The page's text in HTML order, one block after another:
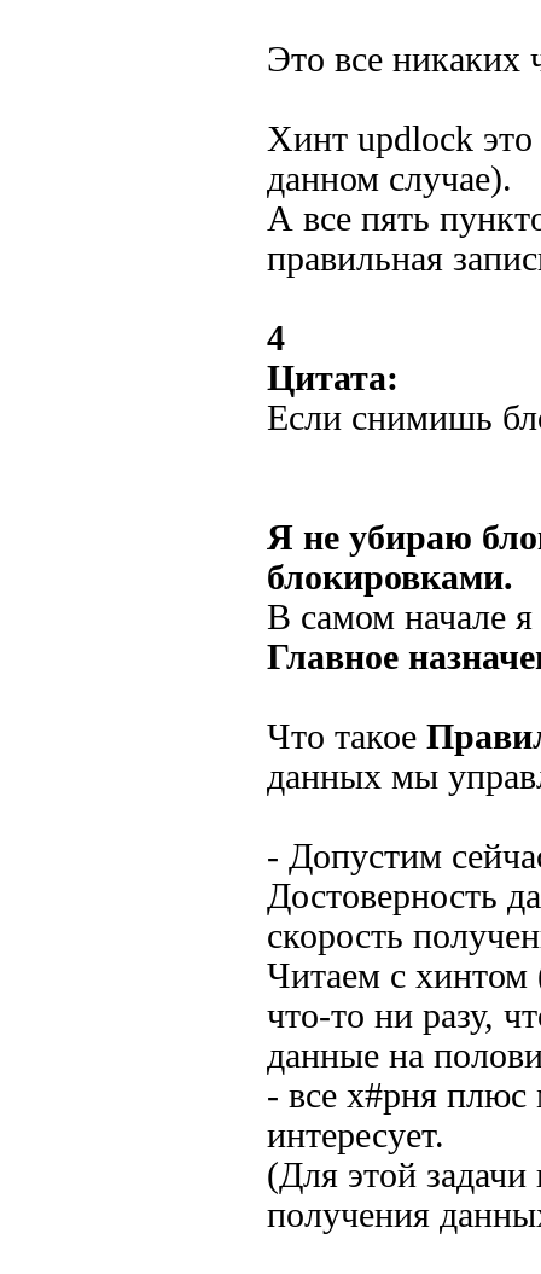
Это все никаких
Хинт updlock это
данном случае).
А все пять
правильная
4
Цитата:
Если снимишь
Я не убираю
блокировками.
В самом начале я
Главное
Что такое
данных мы
- Допустим
Достоверность
скорость
Читаем с
что-то ни разу,
данные на
- все х#рня
интересует.
(Для этой задачи
получения